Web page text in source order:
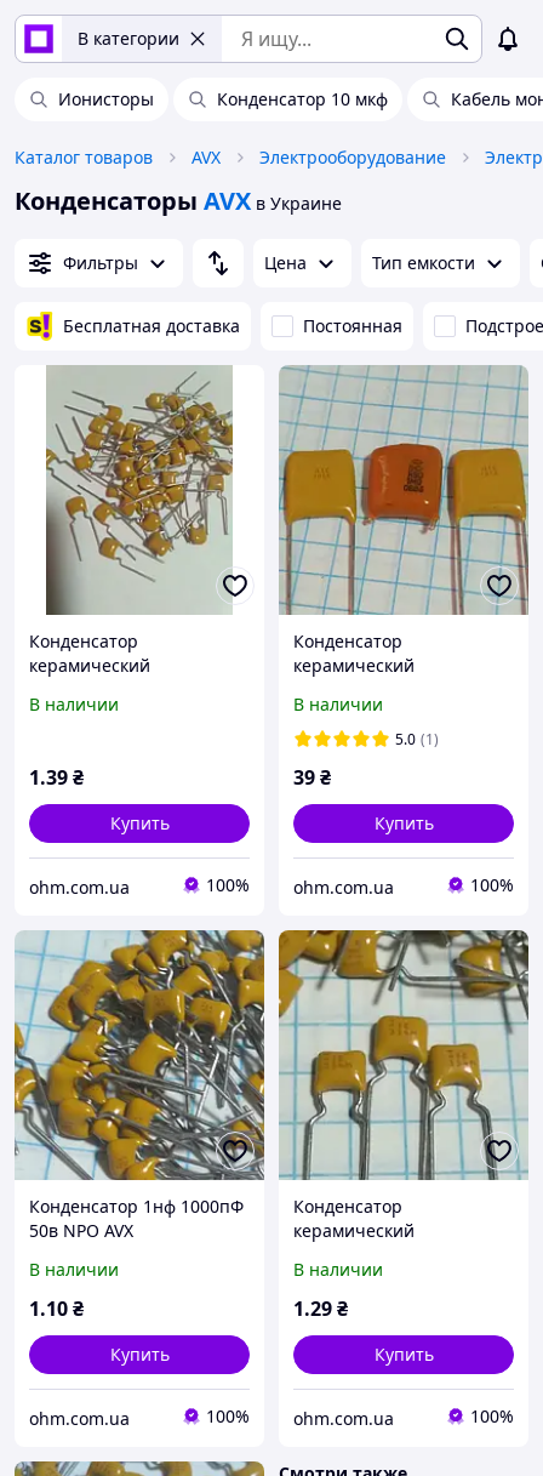
В категории
Ионисторы Конденсатор 10 мкф Кабель
Каталог товаров AVX Электрооборудование
Конденсаторы AVX в Украине
Фильтры Цена Тип емкости
Бесплатная доставка Постоянная
Конденсатор
керамический
мкФ 100в x7r AVX
В наличии
1.39₴
Купить
ohm.com.ua 100%
Конденсатор
керамический
x7r AVX
В наличии
5.0 (1)
39₴
Купить
ohm.com.ua 100%
Конденсатор 1нф 1000пФ
50в NPO AVX
В наличии
1.10₴
Купить
ohm.com.ua 100%
Конденсатор
керамический
мкФ 100в x7r AVX
В наличии
1.29₴
Купить
ohm.com.ua 100%